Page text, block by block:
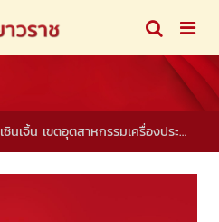
เซินเจิ้น เขตอุตสาหกรรมเครื่องประดับมีค่าใหญ่ที่สุดของจีน